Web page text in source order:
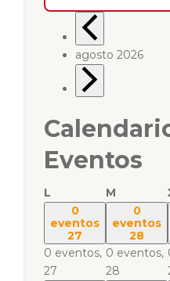
agosto 2026
Eventos
L M
0
eventos
27
0 eventos,
27
0
eventos
28
0 eventos,
28